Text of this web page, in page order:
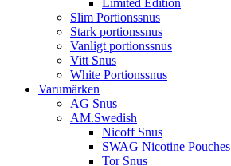
Slim Portionssnus
Stark portionssnus
Vanligt portionssnus
Vitt Snus
White Portionssnus
Varumärken
AG Snus
AM.Swedish
Nicoff Snus
SWAG Nicotine Pouches
Tor Snus